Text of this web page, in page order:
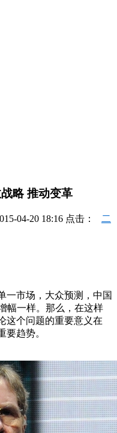
略 推动变革
04-20 18:16 点击： 二
一市场，大众预测，中国
幅一样。那么，在这样
这个问题的重要意义在
要趋势。